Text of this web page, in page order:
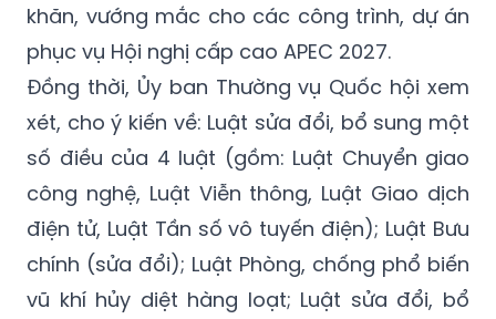
khăn, vướng mắc cho các công trình, dự án
phục vụ Hội nghị cấp cao APEC 2027.
Đồng thời, Ủy ban Thường vụ Quốc hội xem
xét, cho ý kiến về: Luật sửa đổi, bổ sung một
số điều của 4 luật (gồm: Luật Chuyển giao
công nghệ, Luật Viễn thông, Luật Giao dịch
điện tử, Luật Tần số vô tuyến điện); Luật Bưu
chính (sửa đổi); Luật Phòng, chống phổ biến
vũ khí hủy diệt hàng loạt; Luật sửa đổi, bổ